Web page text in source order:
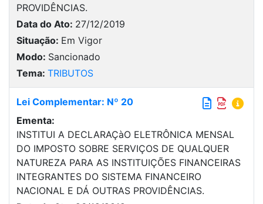
PROVIDÊNCIAS.
Data do Ato: 27/12/2019
Situação: Em Vigor
Modo: Sancionado
Tema: TRIBUTOS
Lei Complementar: Nº 20
Ementa:
INSTITUI A DECLARAÇàO ELETRÔNICA MENSAL
DO IMPOSTO SOBRE SERVIÇOS DE QUALQUER
NATUREZA PARA AS INSTITUIÇÕES FINANCEIRAS
INTEGRANTES DO SISTEMA FINANCEIRO
NACIONAL E DÁ OUTRAS PROVIDÊNCIAS.